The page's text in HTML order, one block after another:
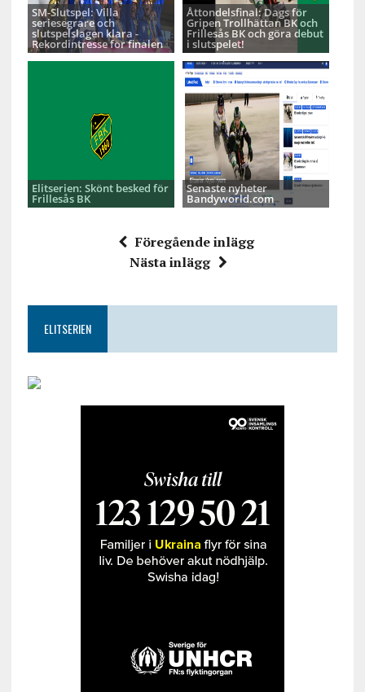
SM-Slutspel: Villa
seriesegrare och
slutspelslagen klara -
Rekordintresse för finalen
Åttondelsfinal: Dags för
Gripen Trollhättan BK och
Frillesås BK och göra debut
i slutspelet!
Elitserien: Skönt besked för
Frillesås BK
Senaste nyheter
Bandyworld.com
Föregående inlägg
Nästa inlägg
ELITSERIEN